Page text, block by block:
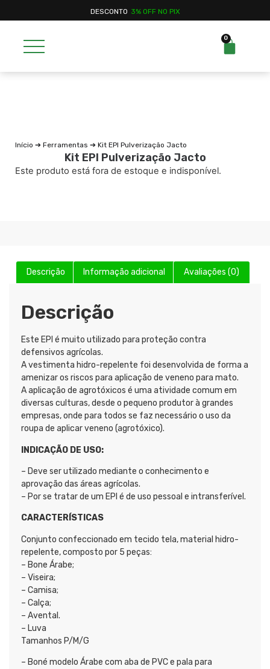
DESCONTO 3% OFF NO PIX
0
Início ➔ Ferramentas ➔ Kit EPI Pulverização Jacto
Kit EPI Pulverização Jacto
Este produto está fora de estoque e indisponível.
Descrição Informação adicional Avaliações (0)
Descrição
Este EPI é muito utilizado para proteção contra
defensivos agrícolas.
A vestimenta hidro-repelente foi desenvolvida de forma a
amenizar os riscos para aplicação de veneno para mato.
A aplicação de agrotóxicos é uma atividade comum em
diversas culturas, desde o pequeno produtor à grandes
empresas, onde para todos se faz necessário o uso da
roupa de aplicar veneno (agrotóxico).
INDICAÇÃO DE USO:
– Deve ser utilizado mediante o conhecimento e
aprovação das áreas agrícolas.
– Por se tratar de um EPI é de uso pessoal e intransferível.
CARACTERÍSTICAS
Conjunto confeccionado em tecido tela, material hidro-
repelente, composto por 5 peças:
– Bone Árabe;
– Viseira;
– Camisa;
– Calça;
– Avental.
– Luva
Tamanhos P/M/G
– Boné modelo Árabe com aba de PVC e pala para